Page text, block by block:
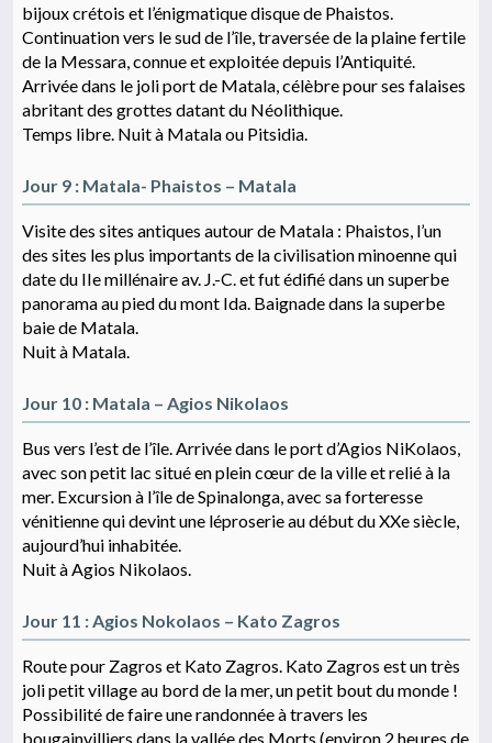
bijoux crétois et l’énigmatique disque de Phaistos.
Continuation vers le sud de l’île, traversée de la plaine fertile
de la Messara, connue et exploitée depuis l’Antiquité.
Arrivée dans le joli port de Matala, célèbre pour ses falaises
abritant des grottes datant du Néolithique.
Temps libre. Nuit à Matala ou Pitsidia.
Jour 9 : Matala- Phaistos – Matala
Visite des sites antiques autour de Matala : Phaistos, l’un
des sites les plus importants de la civilisation minoenne qui
date du IIe millénaire av. J.-C. et fut édifié dans un superbe
panorama au pied du mont Ida. Baignade dans la superbe
baie de Matala.
Nuit à Matala.
Jour 10 : Matala – Agios Nikolaos
Bus vers l’est de l’île. Arrivée dans le port d’Agios NiKolaos,
avec son petit lac situé en plein cœur de la ville et relié à la
mer. Excursion à l’île de Spinalonga, avec sa forteresse
vénitienne qui devint une léproserie au début du XXe siècle,
aujourd’hui inhabitée.
Nuit à Agios Nikolaos.
Jour 11 : Agios Nokolaos – Kato Zagros
Route pour Zagros et Kato Zagros. Kato Zagros est un très
joli petit village au bord de la mer, un petit bout du monde !
Possibilité de faire une randonnée à travers les
bougainvilliers dans la vallée des Morts (environ 2 heures de